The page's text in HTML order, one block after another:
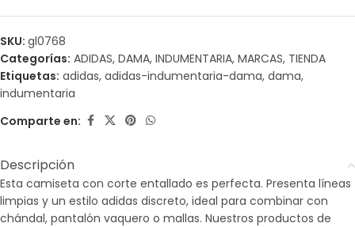
SKU: gl0768
Categorías: ADIDAS, DAMA, INDUMENTARIA, MARCAS, TIENDA
Etiquetas: adidas, adidas-indumentaria-dama, dama,
indumentaria
Comparte en:
Descripción
Esta camiseta con corte entallado es perfecta. Presenta líneas
limpias y un estilo adidas discreto, ideal para combinar con
chándal, pantalón vaquero o mallas. Nuestros productos de